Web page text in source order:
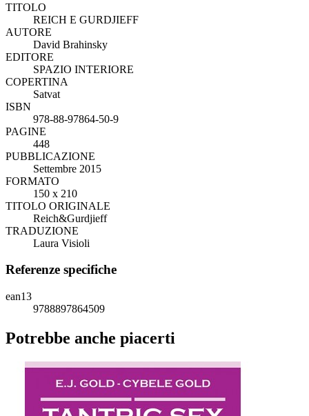
TITOLO
REICH E GURDJIEFF
AUTORE
David Brahinsky
EDITORE
SPAZIO INTERIORE
COPERTINA
Satvat
ISBN
978-88-97864-50-9
PAGINE
448
PUBBLICAZIONE
Settembre 2015
FORMATO
150 x 210
TITOLO ORIGINALE
Reich&Gurdjieff
TRADUZIONE
Laura Visioli
Referenze specifiche
ean13
9788897864509
Potrebbe anche piacerti